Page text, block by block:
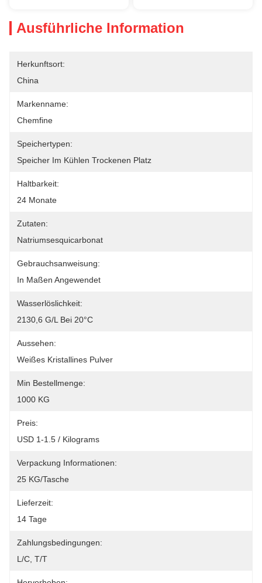
Ausführliche Information
Herkunftsort:
China
Markenname:
Chemfine
Speichertypen:
Speicher Im Kühlen Trockenen Platz
Haltbarkeit:
24 Monate
Zutaten:
Natriumsesquicarbonat
Gebrauchsanweisung:
In Maßen Angewendet
Wasserlöslichkeit:
2130,6 G/l Bei 20°C
Aussehen:
Weißes Kristallines Pulver
Min Bestellmenge:
1000 KG
Preis:
USD 1-1.5 / Kilograms
Verpackung Informationen:
25 KG/Tasche
Lieferzeit:
14 Tage
Zahlungsbedingungen:
L/C, T/T